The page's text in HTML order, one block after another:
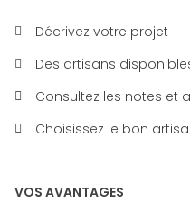
Décrivez votre projet
Des artisans
Consultez les notes et
Choisissez le bon
VOS AVANTAGES